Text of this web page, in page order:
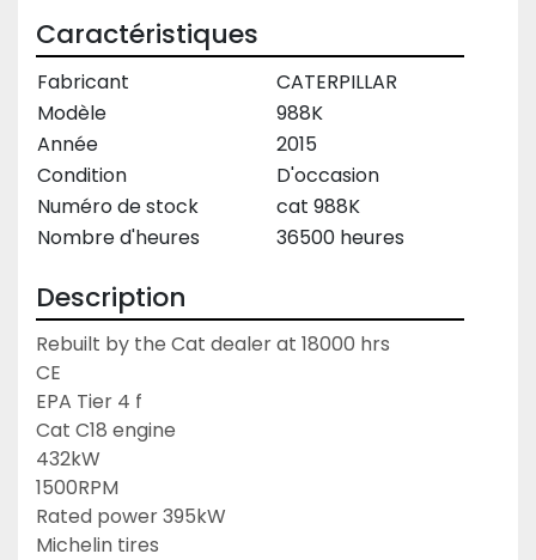
Caractéristiques
Fabricant
CATERPILLAR
Modèle
988K
Année
2015
Condition
D'occasion
Numéro de stock
cat 988K
Nombre d'heures
36500 heures
Description
Rebuilt by the Cat dealer at 18000 hrs
CE
EPA Tier 4 f
Cat C18 engine
432kW
1500RPM
Rated power 395kW
Michelin tires